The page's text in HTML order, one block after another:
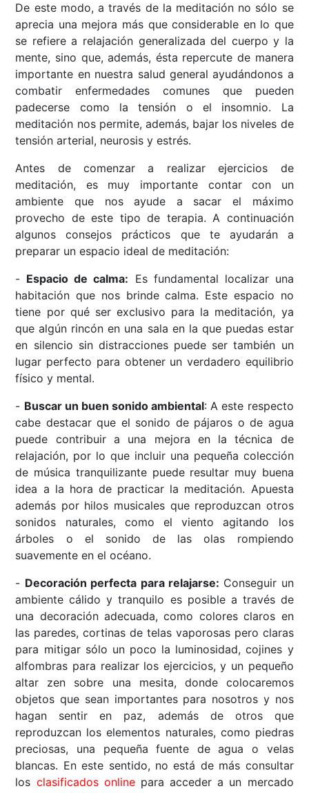
De este modo, a través de la meditación no sólo se
aprecia una mejora más que considerable en lo que
se refiere a relajación generalizada del cuerpo y la
mente, sino que, además, ésta repercute de manera
importante en nuestra salud general ayudándonos a
combatir enfermedades comunes que pueden
padecerse como la tensión o el insomnio. La
meditación nos permite, además, bajar los niveles de
tensión arterial, neurosis y estrés.
Antes de comenzar a realizar ejercicios de
meditación, es muy importante contar con un
ambiente que nos ayude a sacar el máximo
provecho de este tipo de terapia. A continuación
algunos consejos prácticos que te ayudarán a
preparar un espacio ideal de meditación:
- Espacio de calma: Es fundamental localizar una
habitación que nos brinde calma. Este espacio no
tiene por qué ser exclusivo para la meditación, ya
que algún rincón en una sala en la que puedas estar
en silencio sin distracciones puede ser también un
lugar perfecto para obtener un verdadero equilibrio
físico y mental.
- Buscar un buen sonido ambiental: A este respecto
cabe destacar que el sonido de pájaros o de agua
puede contribuir a una mejora en la técnica de
relajación, por lo que incluir una pequeña colección
de música tranquilizante puede resultar muy buena
idea a la hora de practicar la meditación. Apuesta
además por hilos musicales que reproduzcan otros
sonidos naturales, como el viento agitando los
árboles o el sonido de las olas rompiendo
suavemente en el océano.
- Decoración perfecta para relajarse: Conseguir un
ambiente cálido y tranquilo es posible a través de
una decoración adecuada, como colores claros en
las paredes, cortinas de telas vaporosas pero claras
para mitigar sólo un poco la luminosidad, cojines y
alfombras para realizar los ejercicios, y un pequeño
altar zen sobre una mesita, donde colocaremos
objetos que sean importantes para nosotros y nos
hagan sentir en paz, además de otros que
reproduzcan los elementos naturales, como piedras
preciosas, una pequeña fuente de agua o velas
blancas. En este sentido, no está de más consultar
los clasificados onlinepara acceder a un mercado